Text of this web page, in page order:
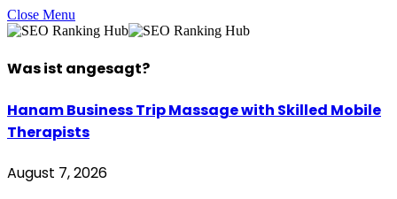
Close Menu
Was ist angesagt?
Hanam Business Trip Massage with Skilled Mobile
Therapists
August 7, 2026